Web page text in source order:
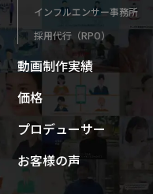
インフルエンサー事務所
採用代行（RPO）
動画制作実績
価格
プロデューサー
お客様の声